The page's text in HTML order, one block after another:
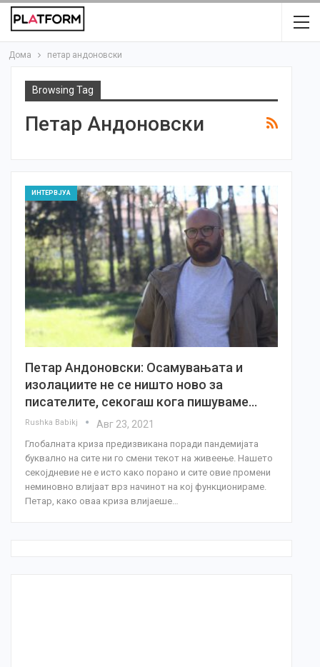
Дома петар андоновски
Browsing Tag
Петар Андоновски
ИНТЕРВЈУА
Петар Андоновски: Осамувањата и
изолациите не се ништо ново за
писателите, секогаш кога пишуваме…
Rushka Babikj Авг 23, 2021
Глобалната криза предизвикана поради пандемијата
буквално на сите ни го смени текот на живеење. Нашето
секојдневие не е исто како порано и сите овие промени
неминовно влијаат врз начинот на кој функционираме.
Петар, како оваа криза влијаеше…